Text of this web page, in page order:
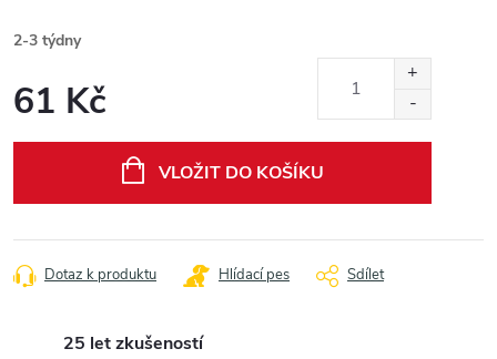
2-3 týdny
61 Kč
VLOŽIT DO KOŠÍKU
Dotaz k produktu Hlídací pes Sdílet
25 let zkušeností